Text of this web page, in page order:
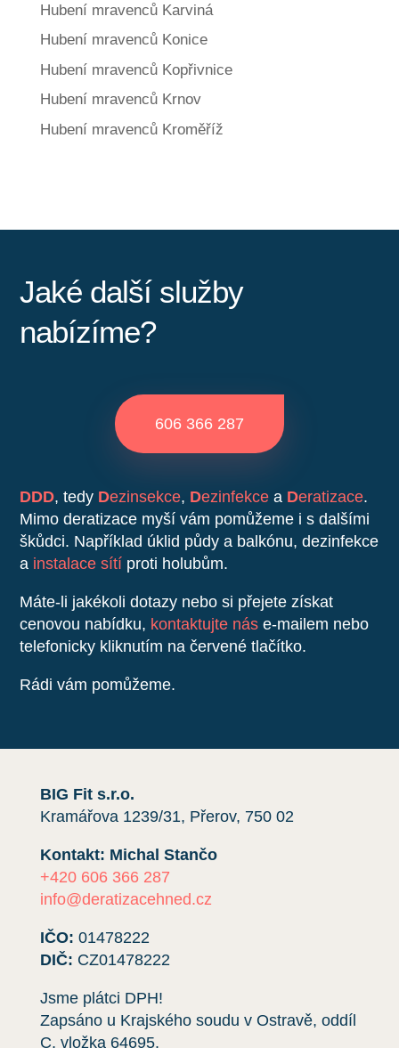
Hubení mravenců Karviná
Hubení mravenců Konice
Hubení mravenců Kopřivnice
Hubení mravenců Krnov
Hubení mravenců Kroměříž
Jaké další služby
nabízíme?
606 366 287
DDD, tedy Dezinsekce, Dezinfekce a Deratizace.
Mimo deratizace myší vám pomůžeme i s dalšími
škůdci. Například úklid půdy a balkónu, dezinfekce
a instalace sítí proti holubům.
Máte-li jakékoli dotazy nebo si přejete získat
cenovou nabídku, kontaktujte nás e-mailem nebo
telefonicky kliknutím na červené tlačítko.
Rádi vám pomůžeme.
BIG Fit s.r.o.
Kramářova 1239/31, Přerov, 750 02
Kontakt: Michal Stančo
+420 606 366 287
info@deratizacehned.cz
IČO: 01478222
DIČ: CZ01478222
Jsme plátci DPH!
Zapsáno u Krajského soudu v Ostravě, oddíl
C, vložka 64695.